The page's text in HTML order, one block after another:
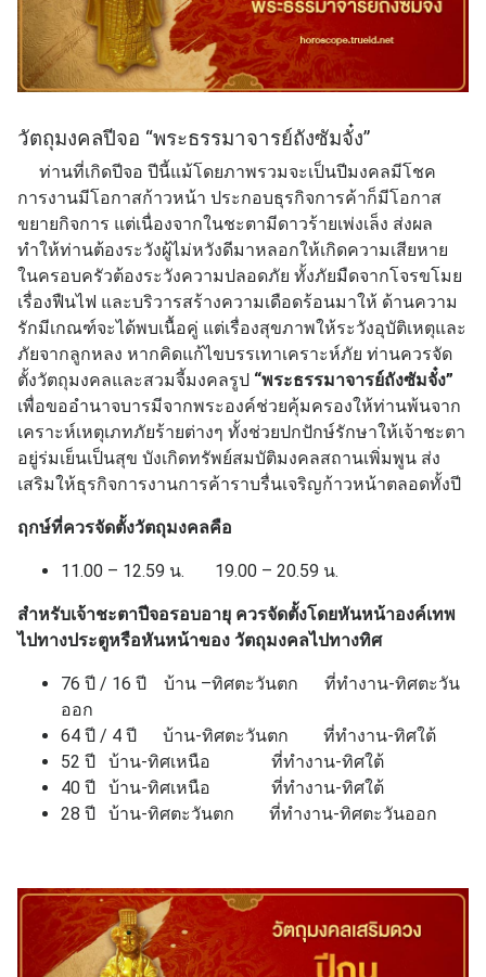
วัตถุมงคลปีจอ “พระธรรมาจารย์ถังซัมจั๋ง”
ท่านที่เกิดปีจอ ปีนี้แม้โดยภาพรวมจะเป็นปีมงคลมีโชค
การงานมีโอกาสก้าวหน้า ประกอบธุรกิจการค้าก็มีโอกาส
ขยายกิจการ แต่เนื่องจากในชะตามีดาวร้ายเพ่งเล็ง ส่งผล
ทำให้ท่านต้องระวังผู้ไม่หวังดีมาหลอกให้เกิดความเสียหาย
ในครอบครัวต้องระวังความปลอดภัย ทั้งภัยมืดจากโจรขโมย
เรื่องฟืนไฟ และบริวารสร้างความเดือดร้อนมาให้ ด้านความ
รักมีเกณฑ์จะได้พบเนื้อคู่ แต่เรื่องสุขภาพให้ระวังอุบัติเหตุและ
ภัยจากลูกหลง หากคิดแก้ไขบรรเทาเคราะห์ภัย ท่านควรจัด
ตั้งวัตถุมงคลและสวมจี้มงคลรูป “พระธรรมาจารย์ถังซัมจั๋ง”
เพื่อขออำนาจบารมีจากพระองค์ช่วยคุ้มครองให้ท่านพ้นจาก
เคราะห์เหตุเภทภัยร้ายต่างๆ ทั้งช่วยปกปักษ์รักษาให้เจ้าชะตา
อยู่ร่มเย็นเป็นสุข บังเกิดทรัพย์สมบัติมงคลสถานเพิ่มพูน ส่ง
เสริมให้ธุรกิจการงานการค้าราบรื่นเจริญก้าวหน้าตลอดทั้งปี
ฤกษ์ที่ควรจัดตั้งวัตถุมงคลคือ
11.00 – 12.59 น. 19.00 – 20.59 น.
สำหรับเจ้าชะตาปีจอรอบอายุ ควรจัดตั้งโดยหันหน้าองค์เทพ
ไปทางประตูหรือหันหน้าของ วัตถุมงคลไปทางทิศ
76 ปี / 16 ปี บ้าน –ทิศตะวันตก ที่ทำงาน-ทิศตะวัน
ออก
64 ปี / 4 ปี บ้าน-ทิศตะวันตก ที่ทำงาน-ทิศใต้
52 ปี บ้าน-ทิศเหนือ ที่ทำงาน-ทิศใต้
40 ปี บ้าน-ทิศเหนือ ที่ทำงาน-ทิศใต้
28 ปี บ้าน-ทิศตะวันตก ที่ทำงาน-ทิศตะวันออก